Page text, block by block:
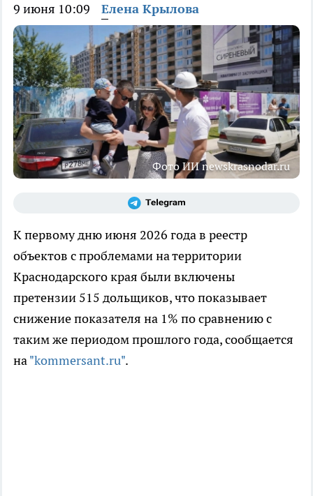
9 июня 10:09 Елена Крылова
Фото ИИ newskrasnodar.ru
К первому дню июня 2026 года в реестр
объектов с проблемами на территории
Краснодарского края были включены
претензии 515 дольщиков, что показывает
снижение показателя на 1% по сравнению с
таким же периодом прошлого года, сообщается
на"kommersant.ru".